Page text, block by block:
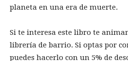
planeta en una era de muerte.
Si te interesa este libro te
librería de barrio. Si optas por
puedes hacerlo con un 5% de